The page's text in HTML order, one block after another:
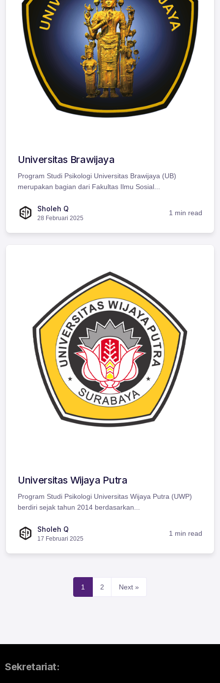
Universitas Brawijaya
Program Studi Psikologi Universitas Brawijaya (UB)
merupakan bagian dari Fakultas Ilmu Sosial...
Sholeh Q
28 Februari 2025
1 min read
Universitas Wijaya Putra
Program Studi Psikologi Universitas Wijaya Putra (UWP)
berdiri sejak tahun 2014 berdasarkan...
Sholeh Q
17 Februari 2025
1 min read
1 2 Next »
Sekretariat: